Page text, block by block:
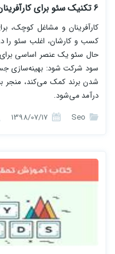
6 تکنیک سئو برای کارآفرینان که نباید نادیده گرفته شود
کارآفرینان و مشاغل کوچک،
کسب و کارشان، اغلب سئو را
حال سئو یک عنصر اساسی
سود شرکت شود: بهینه‌سازی
شدن برند کمک می‌کند،
درآمد می‌شود.